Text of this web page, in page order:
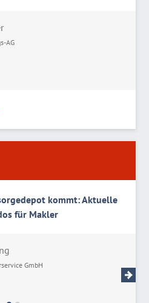
AG
kommt: Aktuelle
für Makler
GmbH